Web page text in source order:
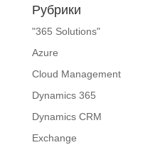
Рубрики
"365 Solutions"
Azure
Cloud Management
Dynamics 365
Dynamics CRM
Exchange